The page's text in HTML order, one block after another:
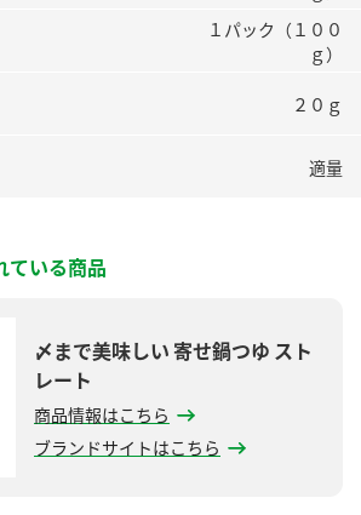
製造所固有記号一覧
１パック（１００
ｇ）
２０ｇ
適量
ている商品
〆まで美味しい 寄せ鍋つゆ スト
レート
商品情報はこちら
ブランドサイトはこちら